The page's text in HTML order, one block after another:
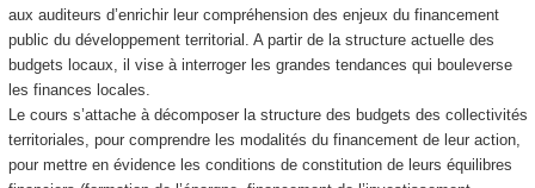
aux auditeurs d’enrichir leur compréhension des enjeux du financement
public du développement territorial. A partir de la structure actuelle des
budgets locaux, il vise à interroger les grandes tendances qui bouleverse
les finances locales.
Le cours s’attache à décomposer la structure des budgets des collectivités
territoriales, pour comprendre les modalités du financement de leur action,
pour mettre en évidence les conditions de constitution de leurs équilibres